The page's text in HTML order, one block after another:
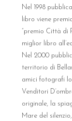
Nel 1998
libro viene
“premio Città di
miglior libro
Nel 2000
territorio di
amici fotografi
Venditori
originale, la
Mare del